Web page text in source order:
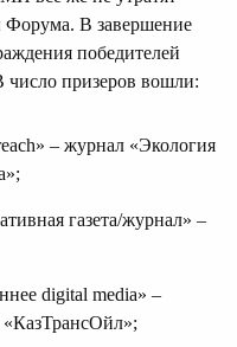
Форума. В завершение
победителей
число призеров вошли:
– журнал «Экология
газета/журнал» –
digital media» –